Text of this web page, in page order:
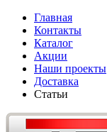
Главная
Контакты
Каталог
Акции
Наши проекты
Доставка
Статьи